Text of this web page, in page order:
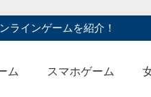
ラインゲームを紹介！
ム スマホゲーム